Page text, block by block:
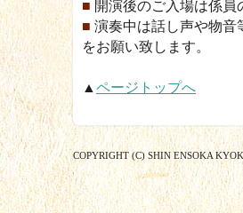
■ 開演後のご入場は係員
■ 演奏中は話し声や物音
をお願い致します。
▲ ページトップへ
COPYRIGHT (C) SHIN ENSOKA